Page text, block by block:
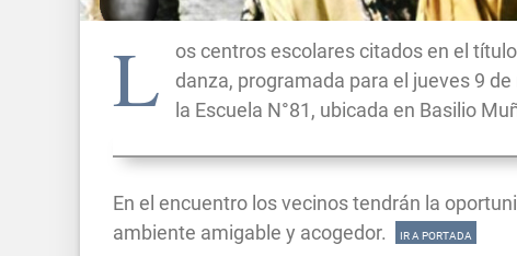
L
os centros escolares citados en el
danza, programada para el jueves 9
la Escuela N°81, ubicada en Basilio
En el encuentro los vecinos tendrán la
ambiente amigable y acogedor.
IR A PORTADA